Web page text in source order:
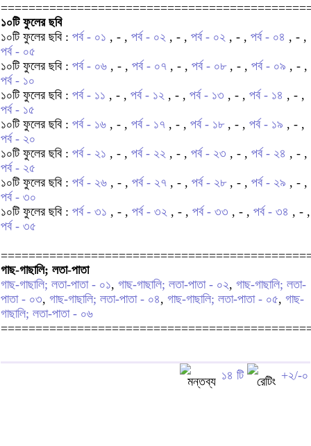
১০টি ফুলের ছবি
১০টি ফুলের ছবি : পর্ব - ০১ , - , পর্ব - ০২ , - , পর্ব - ০২ , - , পর্ব - ০৪ , - ,
পর্ব - ০৫
১০টি ফুলের ছবি : পর্ব - ০৬ , - , পর্ব - ০৭ , - , পর্ব - ০৮, - , পর্ব - ০৯ , - ,
পর্ব - ১০
১০টি ফুলের ছবি : পর্ব - ১১ , - , পর্ব - ১২ , - , পর্ব - ১৩ , - , পর্ব - ১৪ , - ,
পর্ব - ১৫
১০টি ফুলের ছবি : পর্ব - ১৬ , - , পর্ব - ১৭ , - , পর্ব - ১৮, - , পর্ব - ১৯ , - ,
পর্ব - ২০
১০টি ফুলের ছবি : পর্ব - ২১ , - , পর্ব - ২২ , - , পর্ব - ২৩ , - , পর্ব - ২৪ , - ,
পর্ব - ২৫
১০টি ফুলের ছবি : পর্ব - ২৬ , - , পর্ব - ২৭ , - , পর্ব - ২৮, - , পর্ব - ২৯ , - ,
পর্ব - ৩০
১০টি ফুলের ছবি : পর্ব - ৩১ , - , পর্ব - ৩২ , - , পর্ব - ৩৩ , - , পর্ব - ৩৪ , - ,
পর্ব - ৩৫
গাছ-গাছালি; লতা-পাতা
গাছ-গাছালি; লতা-পাতা - ০১, গাছ-গাছালি; লতা-পাতা - ০২, গাছ-গাছালি; লতা-
পাতা - ০৩, গাছ-গাছালি; লতা-পাতা - ০৪, গাছ-গাছালি; লতা-পাতা - ০৫, গাছ-
গাছালি; লতা-পাতা - ০৬
১৪ টি +২/-০